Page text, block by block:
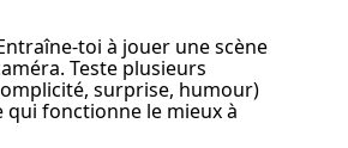
toi à jouer une scène
Teste plusieurs
surprise, humour)
qui fonctionne le mieux à